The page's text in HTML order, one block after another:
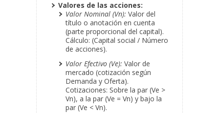
Valores de las acciones:
Valor Nominal (Vn): Valor del
título o anotación en cuenta
(parte proporcional del capital).
Cálculo: (Capital social / Número
de acciones).
Valor Efectivo (Ve): Valor de
mercado (cotización según
Demanda y Oferta).
Cotizaciones: Sobre la par (Ve >
Vn), a la par (Ve = Vn) y bajo la
par (Ve < Vn).